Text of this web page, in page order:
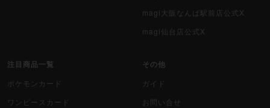
magi大阪なんば駅前店公式X
magi仙台店公式X
注目商品一覧
ポケモンカード
ワンピースカード
その他
ガイド
お問い合せ